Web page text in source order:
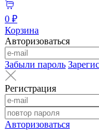
0 ₽
Корзина
Авторизоваться
Забыли пароль
Регистрация
Авторизоваться